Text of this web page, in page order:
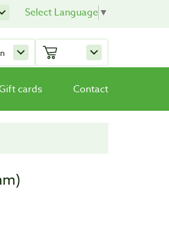
Select Language▼
cards Contact